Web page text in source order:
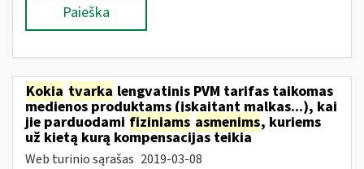
Paieška
Kokia tvarka lengvatinis PVM tarifas taikomas
medienos produktams (įskaitant malkas...), kai
jie parduodami fiziniams asmenims, kuriems
už kietą kurą kompensacijas teikia
Web turinio sąrašas 2019-03-08